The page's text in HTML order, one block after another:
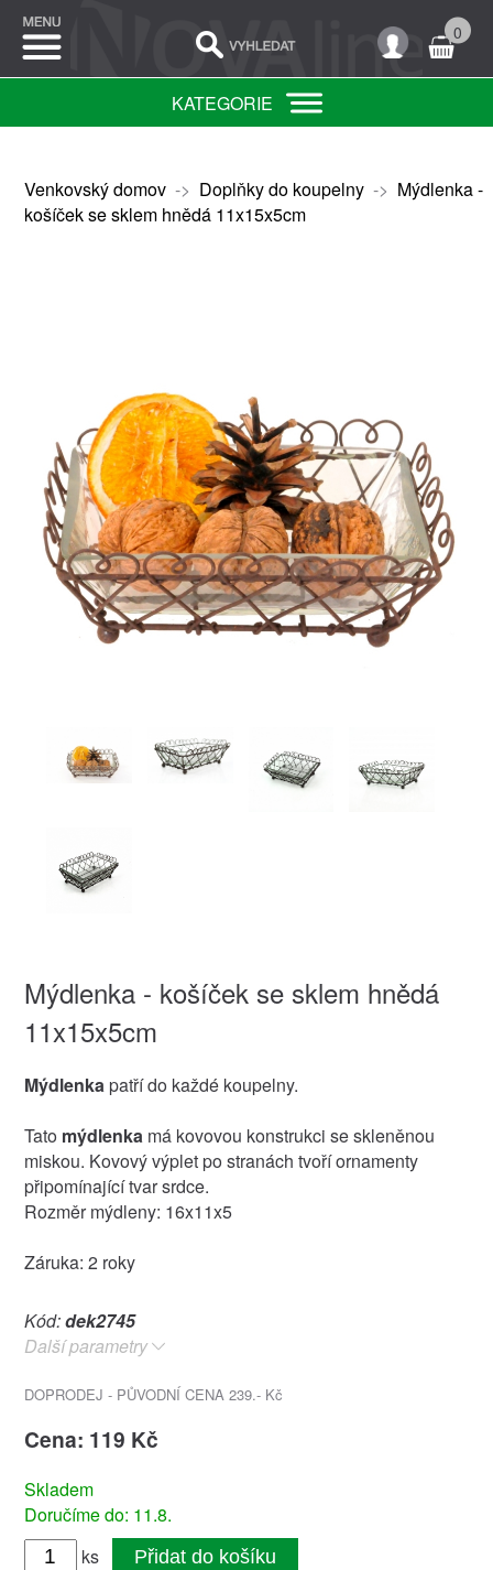
0
KATEGORIE
Venkovský domov-> Doplňky do koupelny-> Mýdlenka -
košíček se sklem hnědá 11x15x5cm
Mýdlenka - košíček se sklem hnědá
11x15x5cm
Mýdlenkapatří do každé koupelny.
Tato mýdlenkamá kovovou konstrukci se skleněnou
miskou. Kovový výplet po stranách tvoří ornamenty
připomínající tvar srdce.
Rozměr mýdleny: 16x11x5
Záruka: 2 roky
Kód:dek2745
Další parametry
DOPRODEJ - PŮVODNÍ CENA 239.- Kč
Cena: 119 Kč
Skladem
Doručíme do: 11.8.
ks
Přidat do košíku